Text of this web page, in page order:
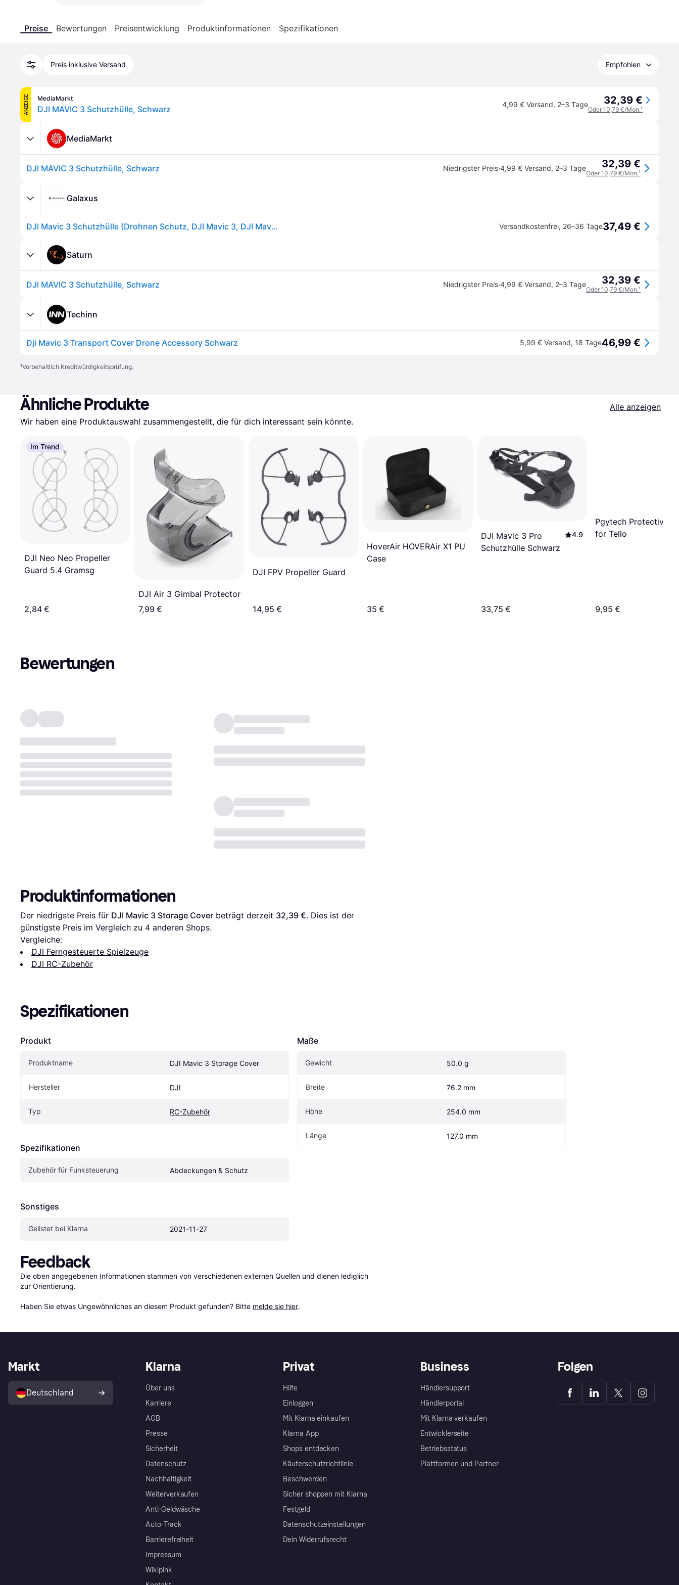
Preise Bewertungen Preisentwicklung Produktinformationen Spezifikationen
Preis inklusive Versand Empfohlen
ANZEIGE MediaMarkt
DJI MAVIC 3 Schutzhülle, Schwarz 4,99 € Versand, 2–3 Tage 32,39 €
Oder 10,79 €/Mon.¹
MediaMarkt
DJI MAVIC 3 Schutzhülle, Schwarz Niedrigster Preis·4,99 € Versand, 2–3 Tage 32,39 €
Oder 10,79 €/Mon.¹
Galaxus
DJI Mavic 3 Schutzhülle (Drohnen Schutz, DJI Mavic 3, DJI Mavic 3 Cine), Drohne Zubehör, Schwarz Versandkostenfrei, 26–36 Tage37,49 €
Saturn
DJI MAVIC 3 Schutzhülle, Schwarz Niedrigster Preis·4,99 € Versand, 2–3 Tage 32,39 €
Oder 10,79 €/Mon.¹
Techinn
Dji Mavic 3 Transport Cover Drone Accessory Schwarz 5,99 € Versand, 18 Tage46,99 €
¹Vorbehaltlich Kreditwürdigkeitsprüfung.
Ähnliche Produkte
Alle anzeigen
Wir haben eine Produktauswahl zusammengestellt, die für dich interessant sein könnte.
Im Trend
DJI Neo Neo Propeller
Guard 5.4 Gramsg
2,84 €
DJI Air 3 Gimbal Protector
7,99 €
DJI FPV Propeller Guard
14,95 €
HoverAir HOVERAir X1 PU
Case
35 €
DJI Mavic 3 Pro
Schutzhülle Schwarz
4.9
33,75 €
Pgytech Protective
for Tello
9,95 €
Bewertungen
Produktinformationen
Der niedrigste Preis für DJI Mavic 3 Storage Cover beträgt derzeit 32,39 €. Dies ist der
günstigste Preis im Vergleich zu 4 anderen Shops.
Vergleiche:
DJI Ferngesteuerte Spielzeuge
DJI RC-Zubehör
Spezifikationen
Produkt
Produktname DJI Mavic 3 Storage Cover
Hersteller DJI
Typ RC-Zubehör
Spezifikationen
Zubehör für Funksteuerung Abdeckungen & Schutz
Sonstiges
Gelistet bei Klarna 2021-11-27
Maße
Gewicht 50.0 g
Breite 76.2 mm
Höhe 254.0 mm
Länge 127.0 mm
Feedback
Die oben angegebenen Informationen stammen von verschiedenen externen Quellen und dienen lediglich
zur Orientierung.
Haben Sie etwas Ungewöhnliches an diesem Produkt gefunden? Bitte melde sie hier.
Klarna
Über uns
Karriere
AGB
Presse
Sicherheit
Datenschutz
Nachhaltigkeit
Weiterverkaufen
Anti-Geldwäsche
Auto-Track
Barrierefreiheit
Impressum
Wikipink
Privat
Hilfe
Einloggen
Mit Klarna einkaufen
Klarna App
Shops entdecken
Käuferschutzrichtlinie
Beschwerden
Sicher shoppen mit Klarna
Festgeld
Datenschutzeinstellungen
Dein Widerrufsrecht
Business
Händlersupport
Händlerportal
Mit Klarna verkaufen
Entwicklerseite
Betriebsstatus
Plattformen und Partner
Markt
Deutschland
Folgen